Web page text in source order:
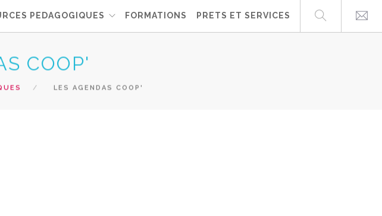
PEDAGOGIQUES FORMATIONS PRETS ET SERVICES
COOP'
LES AGENDAS COOP'